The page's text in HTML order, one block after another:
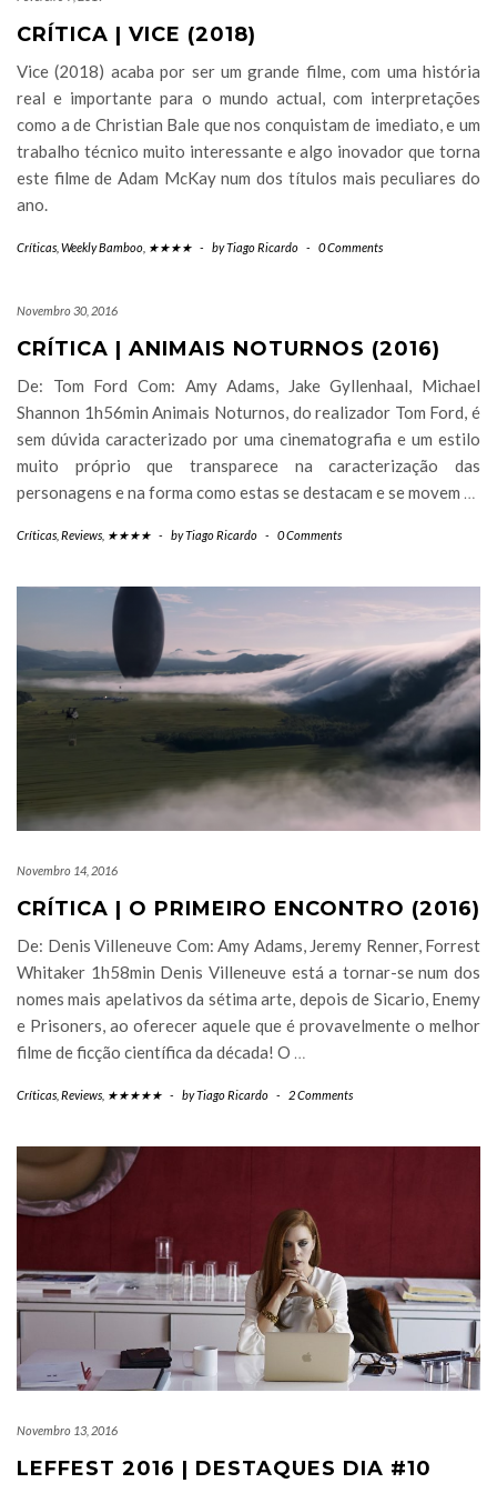
CRÍTICA | VICE (2018)
Vice (2018) acaba por ser um grande filme, com uma história
real e importante para o mundo actual, com interpretações
como a de Christian Bale que nos conquistam de imediato, e um
trabalho técnico muito interessante e algo inovador que torna
este filme de Adam McKay num dos títulos mais peculiares do
ano.
Críticas Weekly Bamboo ★★★★ - byTiago Ricardo - 0 Comments
Novembro 30, 2016
CRÍTICA | ANIMAIS NOTURNOS (2016)
De: Tom Ford Com: Amy Adams, Jake Gyllenhaal, Michael
Shannon 1h56min Animais Noturnos, do realizador Tom Ford, é
sem dúvida caracterizado por uma cinematografia e um estilo
muito próprio que transparece na caracterização das
personagens e na forma como estas se destacam e se movem …
Críticas Reviews ★★★★ - byTiago Ricardo - 0 Comments
Novembro 14, 2016
CRÍTICA | O PRIMEIRO ENCONTRO (2016)
De: Denis Villeneuve Com: Amy Adams, Jeremy Renner, Forrest
Whitaker 1h58min Denis Villeneuve está a tornar-se num dos
nomes mais apelativos da sétima arte, depois de Sicario, Enemy
e Prisoners, ao oferecer aquele que é provavelmente o melhor
filme de ficção científica da década! O …
Críticas Reviews ★★★★★ - byTiago Ricardo - 2 Comments
Novembro 13, 2016
LEFFEST 2016 | DESTAQUES DIA #10